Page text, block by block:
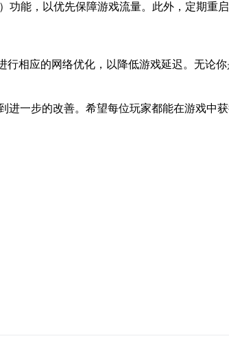
能，以优先保障游戏流量。此外，定期重
行相应的网络优化，以降低游戏延迟。无论
一步的改善。希望每位玩家都能在游戏中